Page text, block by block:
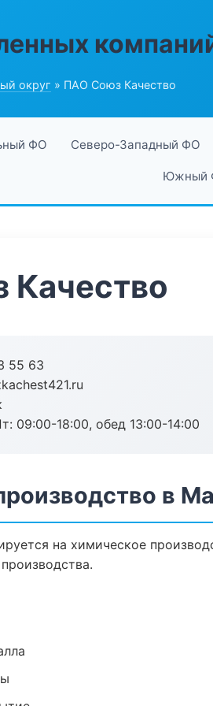
округ » ПАО Союз Качество
ФО Северо-Западный ФО
Южный
55 63
09:00-18:00, обед 13:00-14:00
в
на химическое